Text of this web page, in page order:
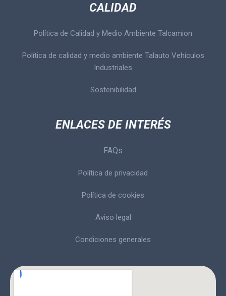
CALIDAD
Política de Calidad y Medio Ambiente Talcamion
Política de calidad y medio ambiente Talauto Vehículos
Industriales
Sostenibilidad
ENLACES DE INTERÉS
FAQs
Política de privacidad
Política de cookies
Aviso legal
Condiciones generales